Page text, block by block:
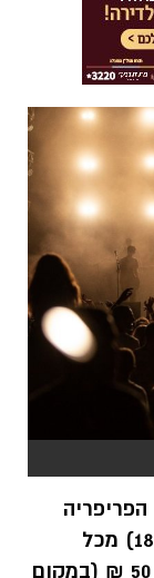
הנגב והגליל מעניקים לצעירים (18-40) מכל
הארץ כרטיסים במחיר מסובסד של 50 ₪ (במקום